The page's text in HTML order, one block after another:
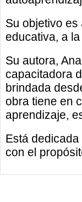
Su objetivo
educativa, a
Su autora,
capacitadora
brindada
obra tiene en
aprendizaje,
Está
con el